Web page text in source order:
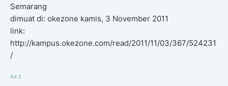
Semarang
dimuat di: okezone kamis, 3 November 2011
link:
http://kampus.okezone.com/read/2011/11/03/367/524231
/
Ad 2